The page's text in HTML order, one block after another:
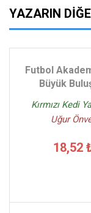
YAZARIN
Futbol
Büyük
Kırmızı Kedi
Uğur
18,52